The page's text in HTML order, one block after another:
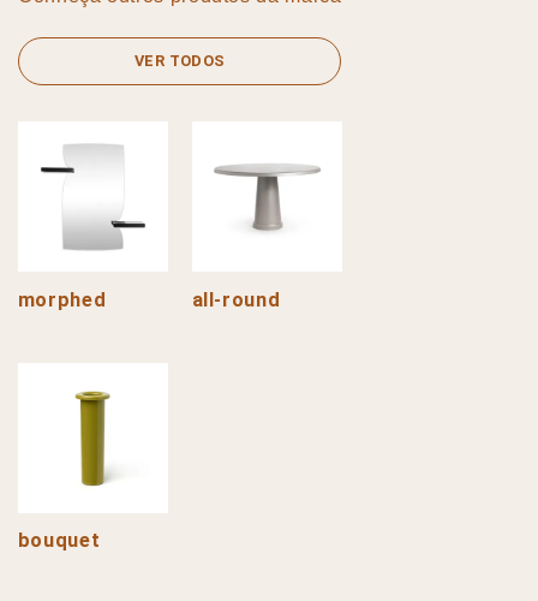
VER TODOS
morphed all-round
bouquet